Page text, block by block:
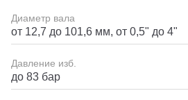
Диаметр вала
от 12,7 до 101,6 мм, от 0,5" до 4"
Давление изб.
до 83 бар